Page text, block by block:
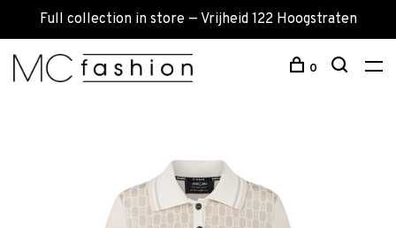
Full collection in store — Vrijheid 122 Hoogstraten
0